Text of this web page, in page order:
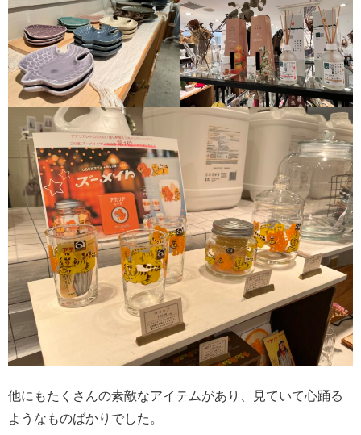
他にもたくさんの素敵なアイテムがあり、見ていて心踊る
ようなものばかりでした。